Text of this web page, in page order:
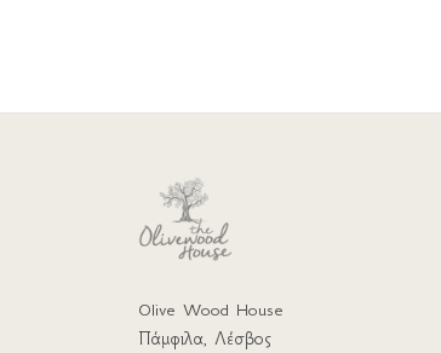
Olive Wood House
Πάμφιλα, Λέσβος